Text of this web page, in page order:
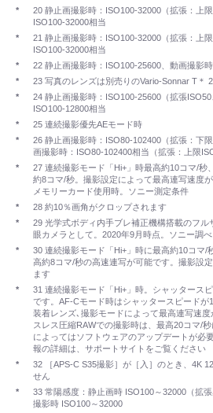
*
20 静止画撮影時：ISO100-32000（拡張：上
ISO100-32000相当
*
21 静止画撮影時：ISO100-32000（拡張：上
ISO100-32000相当
*
22 静止画撮影時：ISO100-25600、動画撮影
*
23 写真のレンズは別売りのVario-Sonnar T＊
*
24 静止画撮影時：ISO100-25600（拡張ISO50
ISO100-12800相当
*
25 連続撮影優先AEモード時
*
26 静止画撮影時：ISO80-102400（拡張：下
画撮影時：ISO80-102400相当（拡張：上限
*
27 連続撮影モード「Hi+」時最高約10コマ/秒
約8コマ/秒。撮影設定によって最高連写速度
メモリーカード使用時。ソニー測定条件
*
28 約10％画角がクロップされます
*
29 光学式ボディ内手ブレ補正機構搭載のフ
眼カメラとして。2020年9月時点。ソニー調べ
*
30 連続撮影モード「Hi+」時に最高約10コマ/
高約8コマ/秒の高速連写が可能です。撮影設
ます
*
31 連続撮影モード「Hi+」時。シャッタース
です。AF-Cモード時はシャッタースピードが
装着レンズ､撮影モードによって最高連写速
スレス圧縮RAWでの撮影時は、最高20コマ/
によってはソフトウェアのアップデートが必
報の詳細は、サポートサイトをご覧ください
*
32 ［APS-C S35撮影］が［入］のとき、4K
せん
*
33 常陽感度：静止画時 ISO100～32000（拡
撮影時 ISO100～32000